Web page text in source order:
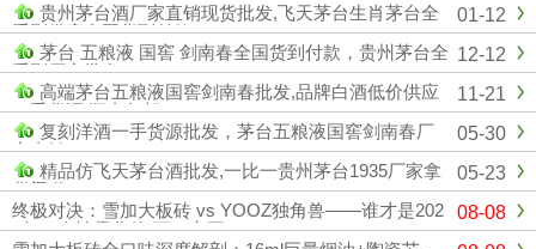
01-12
贵州茅台酒厂家直销现货批发,飞天茅台生肖茅台全
系列供应全国货到付款
12-12
茅台 五粮液 国窖 剑南春全国货到付款，贵州茅台全
系列厂家批发
11-21
高端茅台五粮液国窖剑南春批发,品牌白酒低价供应
一手货源 顺丰包邮
05-30
复刻洋酒一手货源批发，茅台五粮液国窖剑南春厂
家直销
05-23
精品仿飞天茅台酒批发,一比一贵州茅台1935厂家拿
货渠道
08-08
终极对决：雪加大板砖 vs YOOZ独角兽——谁才是202
6年一次性雾化的“万口之王”？